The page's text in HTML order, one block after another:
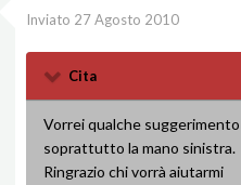
Inviato 27 Agosto 2010
Cita
Vorrei qualche
soprattutto la mano sinistra.
Ringrazio chi vorrà aiutarmi